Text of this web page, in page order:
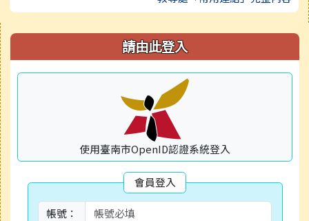
右邊區域內容 請由此登入
使用臺南市OpenID認證系統登入
會員登入
帳號：